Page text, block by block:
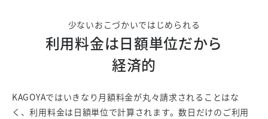
少ないおこづかいではじめられる
利用料金は日額単位だから
経済的
KAGOYAではいきなり月額料金が丸々請求されることはな
く、利用料金は日額単位で計算されます。数日だけのご利用